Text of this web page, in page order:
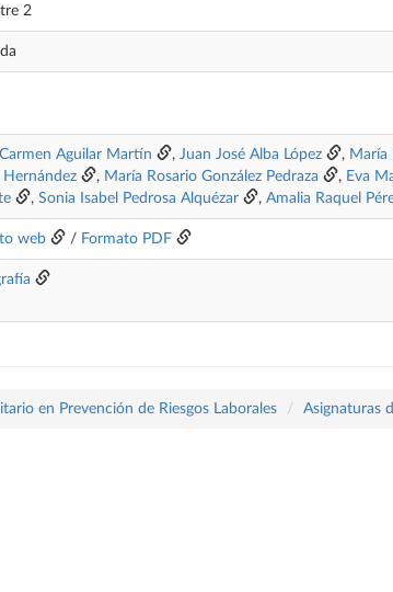
2
Aguilar Martín , Juan José Alba López , María
Hernández
, María Rosario González Pedraza , Eva
, Sonia Isabel Pedrosa Alquézar , Amalia Raquel
web / Formato PDF
en Prevención de Riesgos Laborales Asignaturas